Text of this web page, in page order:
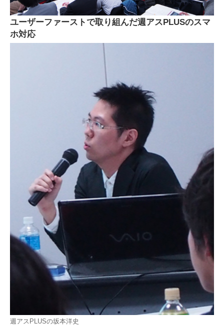
ユーザーファーストで取り組んだ週アスPLUSのスマ
ホ対応
週アスPLUSの坂本洋史